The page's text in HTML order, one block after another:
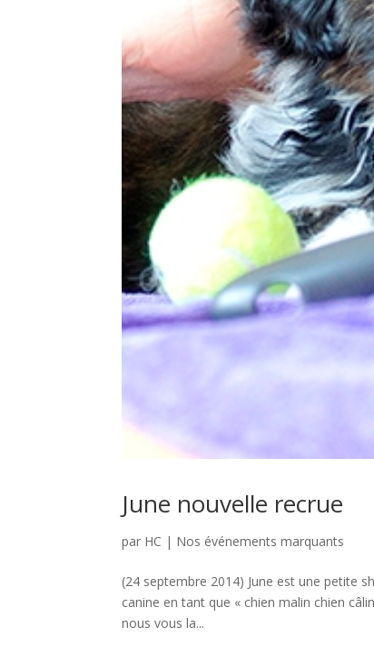
June nouvelle recrue
par HC | Nos événements marquants
(24 septembre 2014) June est une petite
canine en tant que « chien malin chien
nous vous la...